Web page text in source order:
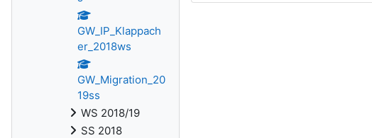
GW_IP_Klappach
er_2018ws
GW_Migration_20
19ss
WS 2018/19
SS 2018